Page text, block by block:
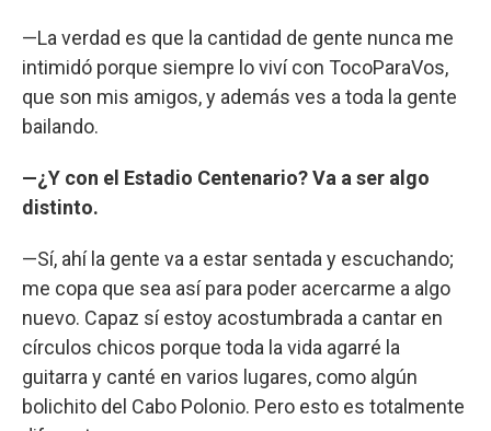
—La verdad es que la cantidad de gente nunca me
intimidó porque siempre lo viví con TocoParaVos,
que son mis amigos, y además ves a toda la gente
bailando.
—¿Y con el Estadio Centenario? Va a ser algo
distinto.
—Sí, ahí la gente va a estar sentada y escuchando;
me copa que sea así para poder acercarme a algo
nuevo. Capaz sí estoy acostumbrada a cantar en
círculos chicos porque toda la vida agarré la
guitarra y canté en varios lugares, como algún
bolichito del Cabo Polonio. Pero esto es totalmente